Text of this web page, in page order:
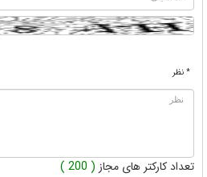
* نظر
تعداد کارکتر های مجاز ( 200 )